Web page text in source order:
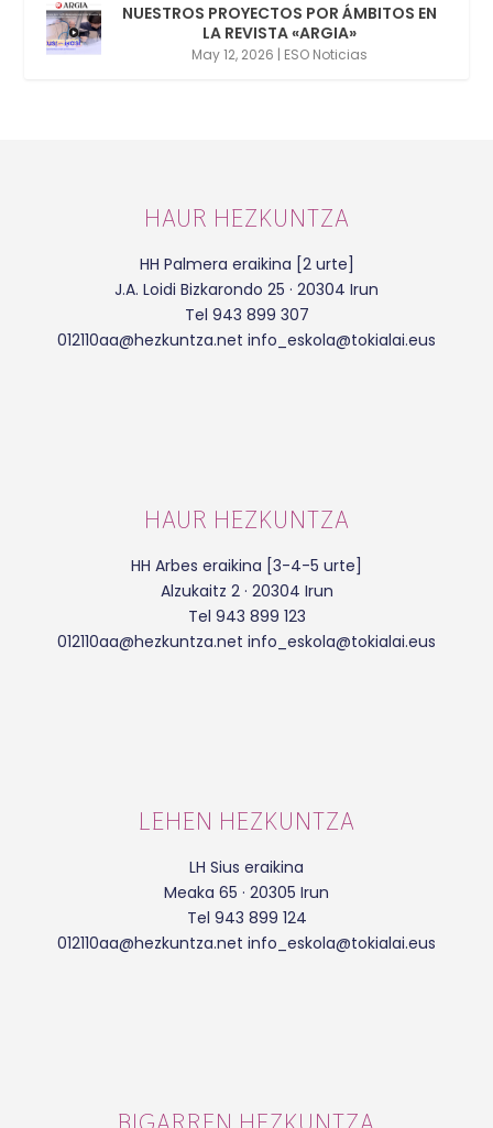
NUESTROS PROYECTOS POR ÁMBITOS EN
LA REVISTA «ARGIA»
May 12, 2026 | ESO Noticias
HAUR HEZKUNTZA
HH Palmera eraikina [2 urte]
J.A. Loidi Bizkarondo 25 · 20304 Irun
Tel 943 899 307
012110aa@hezkuntza.net info_eskola@tokialai.eus
HAUR HEZKUNTZA
HH Arbes eraikina [3-4-5 urte]
Alzukaitz 2 · 20304 Irun
Tel 943 899 123
012110aa@hezkuntza.net info_eskola@tokialai.eus
LEHEN HEZKUNTZA
LH Sius eraikina
Meaka 65 · 20305 Irun
Tel 943 899 124
012110aa@hezkuntza.net info_eskola@tokialai.eus